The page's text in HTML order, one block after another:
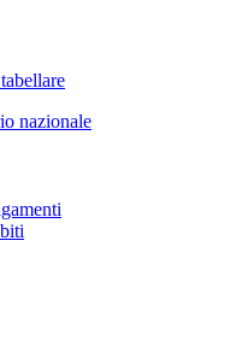
nazionale